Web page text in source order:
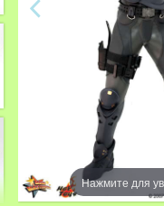
Нажмите для